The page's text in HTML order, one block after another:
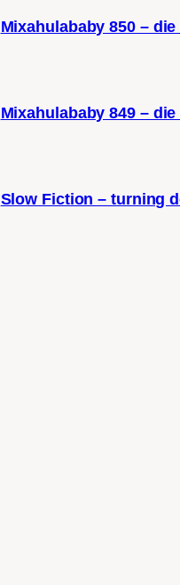
Mixahulababy 850 –
Mixahulababy 849 –
Slow Fiction – turning